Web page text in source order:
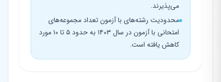
می‌پذیرند.
محدودیت رشته‌های با آزمون تعداد مجموعه‌های
امتحانی با آزمون در سال ۱۴۰۳ به حدود ۵ تا ۱۰ مورد
کاهش یافته است.